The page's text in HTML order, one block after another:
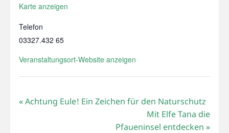
Karte anzeigen
Telefon
03327.432 65
Veranstaltungsort-Website anzeigen
«Achtung Eule! Ein Zeichen für den Naturschutz
Mit Elfe Tana die
Pfaueninsel entdecken»